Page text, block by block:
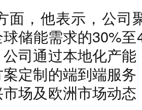
面，他表示，公司
储能需求的30%
司通过本地化产
定制的端到端服
场及欧洲市场动